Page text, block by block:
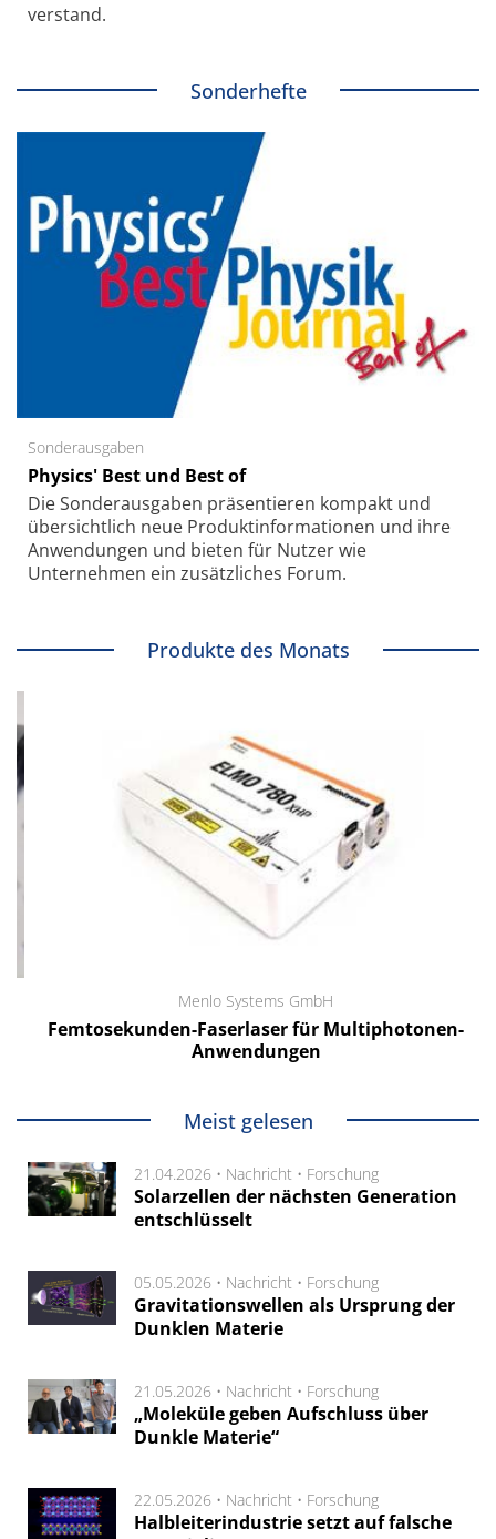
verstand.
Sonderhefte
Sonderausgaben
Physics' Best und Best of
Die Sonder­ausgaben präsentieren kompakt und
übersichtlich neue Produkt­informationen und ihre
Anwendungen und bieten für Nutzer wie
Unternehmen ein zusätzliches Forum.
Produkte des Monats
Menlo Systems GmbH
Femtosekunden-Faserlaser für Multiphotonen-
Anwendungen
Meist gelesen
21.04.2026 • Nachricht • Forschung
Solarzellen der nächsten Generation
entschlüsselt
05.05.2026 • Nachricht • Forschung
Gravitationswellen als Ursprung der
Dunklen Materie
21.05.2026 • Nachricht • Forschung
„Moleküle geben Aufschluss über
Dunkle Materie“
22.05.2026 • Nachricht • Forschung
Halbleiterindustrie setzt auf falsche